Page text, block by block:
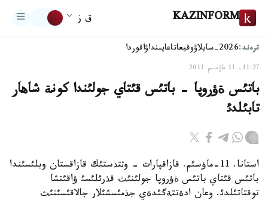
KAZINFORM ق ز
ترەند:2026-سايلاۋ وقيعاتاعايىنداۋاقوردا
11:27, 11 ماۋسىم 2011
باتئس ةؤروپا - باتئس قئتاي جولئندا كونة شاهار
تابئلدئ
استانا. 11-ماؤسئم. قازاقپارات - وثتذستئك قازاقستان وبلئسئندا
باتئس قئتاي باتئس ةؤروپا جولئنئث قذرئلئسئ ؤاقئتشا
توقتاتئلدئ. وعان ادةتتةگئدةي جذمئسشئلار جالاقئسئنئث